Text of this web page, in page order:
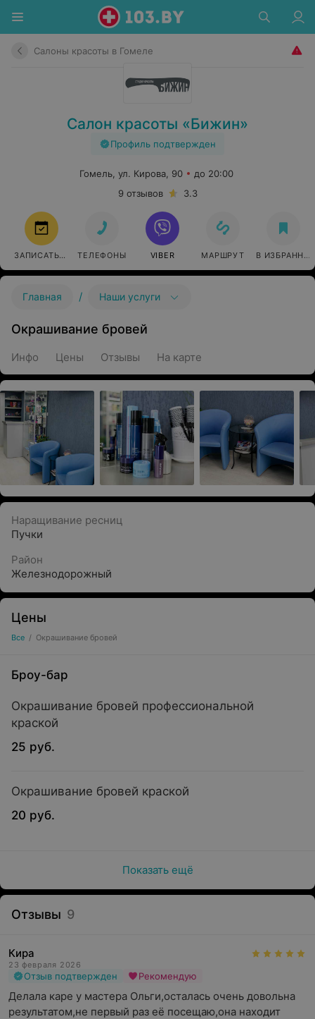
Салоны красоты в Гомеле
Салон красоты «Бижин»
Профиль подтвержден
Гомель, ул. Кирова, 90
до 20:00
9 отзывов
3.3
ЗАПИСАТЬСЯ ТЕЛЕФОНЫ VIBER МАРШРУТ В ИЗБРАННОЕ
Главная / Наши услуги
Окрашивание бровей
Инфо Цены Отзывы На карте
Наращивание ресниц
Пучки
Район
Железнодорожный
Цены
Все / Окрашивание бровей
Броу-бар
Окрашивание бровей профессиональной
краской
25 руб.
Окрашивание бровей краской
20 руб.
Показать ещё
Отзывы 9
Кира
23 февраля 2026
Отзыв подтвержден Рекомендую
Делала каре у мастера Ольги,осталась очень довольна
результатом,не первый раз её посещаю,она находит